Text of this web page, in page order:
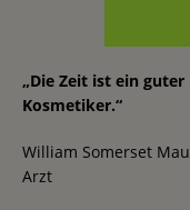
„Die Zeit ist ein
Kosmetiker.“
William Somerset
Arzt